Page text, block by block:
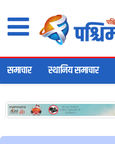
समाचार स्थानिय समाचार